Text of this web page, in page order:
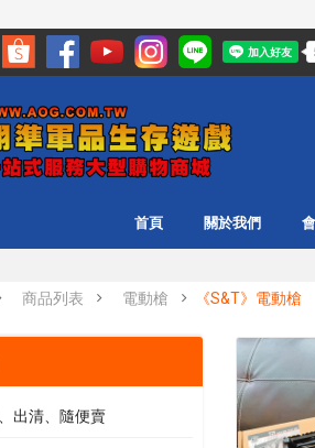
首頁 關於我們
商品列表 電動槍 《S&T》電動槍
出清、隨便賣